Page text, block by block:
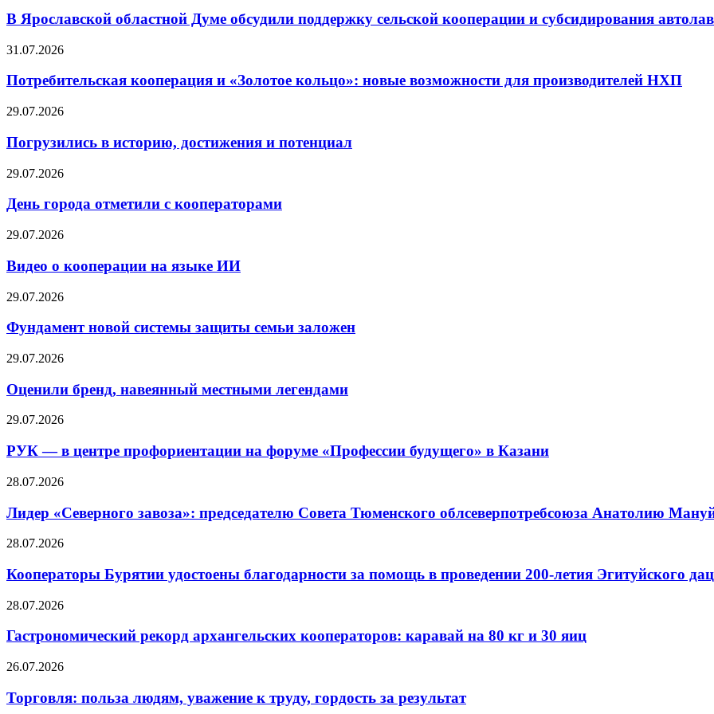
В Ярославской областной Думе обсудили поддержку сельской кооперации и субсидирования
31.07.2026
Потребительская кооперация и «Золотое кольцо»: новые возможности для производителей НХП
29.07.2026
Погрузились в историю, достижения и потенциал
29.07.2026
День города отметили с кооператорами
29.07.2026
Видео о кооперации на языке ИИ
29.07.2026
Фундамент новой системы защиты семьи заложен
29.07.2026
Оценили бренд, навеянный местными легендами
29.07.2026
РУК — в центре профориентации на форуме «Профессии будущего» в Казани
28.07.2026
Лидер «Северного завоза»: председателю Совета Тюменского облсеверпотребсоюза Анатолию
28.07.2026
Кооператоры Бурятии удостоены благодарности за помощь в проведении 200-летия Эгитуйского
28.07.2026
Гастрономический рекорд архангельских кооператоров: каравай на 80 кг и 30 яиц
26.07.2026
Торговля: польза людям, уважение к труду, гордость за результат